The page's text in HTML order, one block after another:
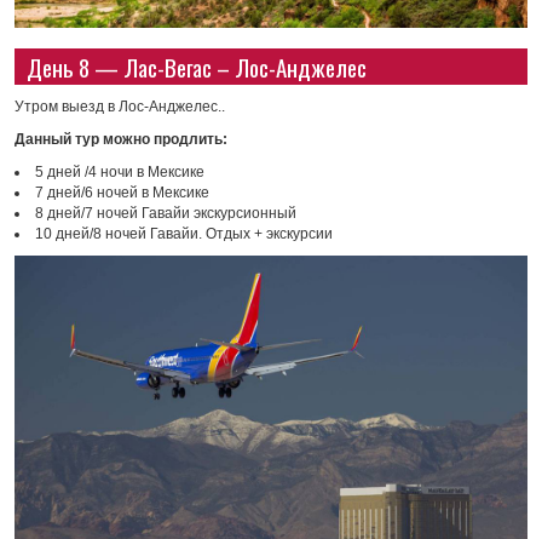
День 8 — Лас-Вегас – Лос-Анджелес
Утром выезд в Лос-Анджелес..
Данный тур можно продлить:
5 дней /4 ночи в Мексике
7 дней/6 ночей в Мексике
8 дней/7 ночей Гавайи экскурсионный
10 дней/8 ночей Гавайи. Отдых + экскурсии